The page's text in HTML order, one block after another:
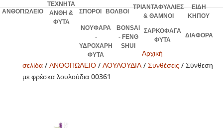
ΑΝΘΟΠΩΛΕΙΟ
ΤΕΧΝΗΤΑ
ΑΝΘΗ &
ΦΥΤΑ
ΣΠΟΡΟΙ ΒΟΛΒΟΙ
ΤΡΙΑΝΤΑΦΥΛΛΙΕΣ
& ΘΑΜΝΟΙ
ΕΙΔΗ
ΚΗΠΟΥ
ΝΟΥΦΑΡΑ
-
ΥΔΡΟΧΑΡΗ
ΦΥΤΑ
BONSAI
- FENG
SHUI
ΣΑΡΚΟΦΑΓΑ
ΦΥΤΑ
ΔΙΑΦΟΡΑ
Αρχική
σελίδα/ ΑΝΘΟΠΩΛΕΙΟ/ ΛΟΥΛΟΥΔΙΑ/ Συνθέσεις / Σύνθεση
με φρέσκα λουλούδια 00361